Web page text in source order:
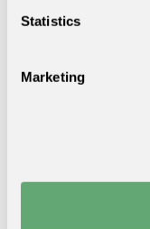
Statistics
Marketing
Quantity:
Total
deux tabourets,